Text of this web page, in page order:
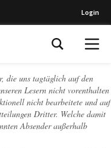
Login
die uns tagtäglich auf den
Lesern nicht vorenthalten
nicht bearbeitete und auf
Dritter. Welche damit
Absender außerhalb